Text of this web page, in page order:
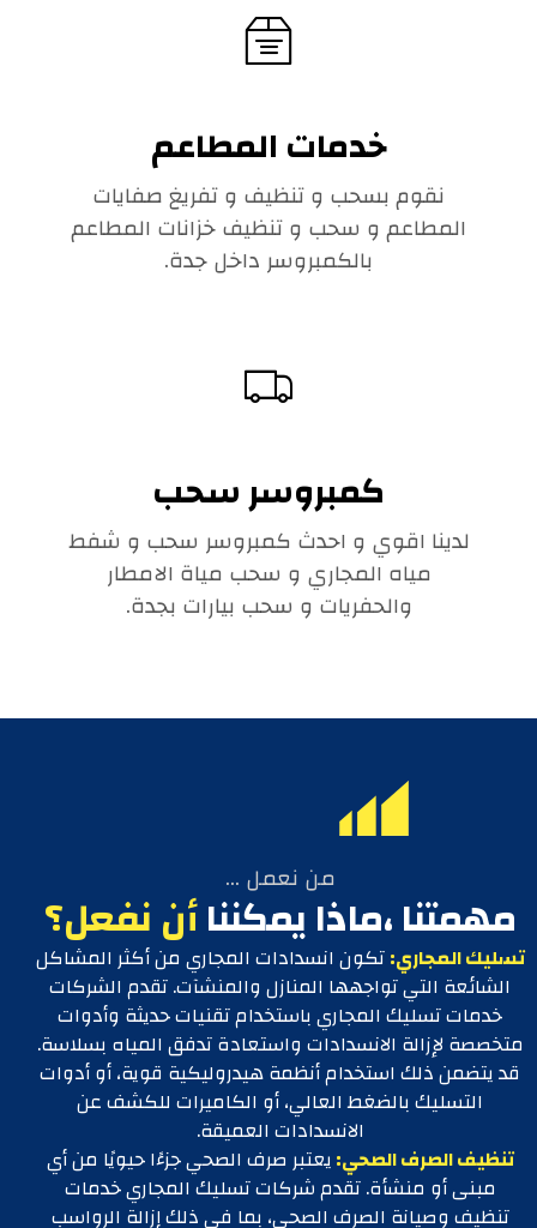
خدمات المطاعم
نقوم بسحب و تنظيف و تفريغ صفايات
المطاعم و سحب و تنظيف خزانات المطاعم
بالكمبروسر داخل جدة.
كمبروسر سحب
لدينا اقوي و احدث كمبروسر سحب و شفط
مياه المجاري و سحب مياة الامطار
والحفريات و سحب بيارات بجدة.
من نعمل ...
مهمتنا ،ماذا يمكنناأن نفعل؟
تسليك المجاري:تكون انسدادات المجاري من أكثر المشاكل
الشائعة التي تواجهها المنازل والمنشآت. تقدم الشركات
خدمات تسليك المجاري باستخدام تقنيات حديثة وأدوات
متخصصة لإزالة الانسدادات واستعادة تدفق المياه بسلاسة.
قد يتضمن ذلك استخدام أنظمة هيدروليكية قوية، أو أدوات
التسليك بالضغط العالي، أو الكاميرات للكشف عن
الانسدادات العميقة.
تنظيف الصرف الصحي:يعتبر صرف الصحي جزءًا حيويًا من أي
مبنى أو منشأة. تقدم شركات تسليك المجاري خدمات
تنظيف وصيانة الصرف الصحي، بما في ذلك إزالة الرواسب